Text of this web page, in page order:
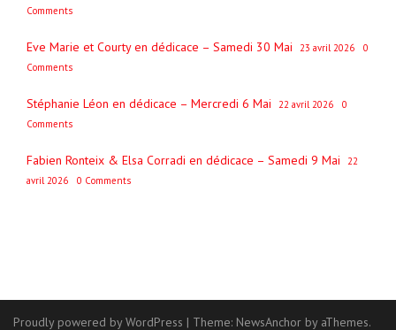
Comments
Eve Marie et Courty en dédicace – Samedi 30 Mai 23 avril 2026
0
Comments
Stéphanie Léon en dédicace – Mercredi 6 Mai 22 avril 2026
0
Comments
Fabien Ronteix & Elsa Corradi en dédicace – Samedi 9 Mai
22
avril 2026
0 Comments
Proudly powered by WordPress | Theme: NewsAnchor by aThemes.